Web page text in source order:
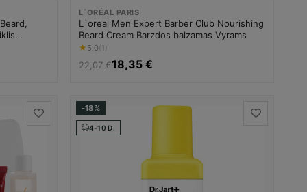
L´ORÉAL PARIS
L`oreal Men Expert Barber Club Nourishing
Beard Cream Barzdos balzamas Vyrams
★ 5.0(1)
22,07 €18,35 €
-18%
4-10 D.